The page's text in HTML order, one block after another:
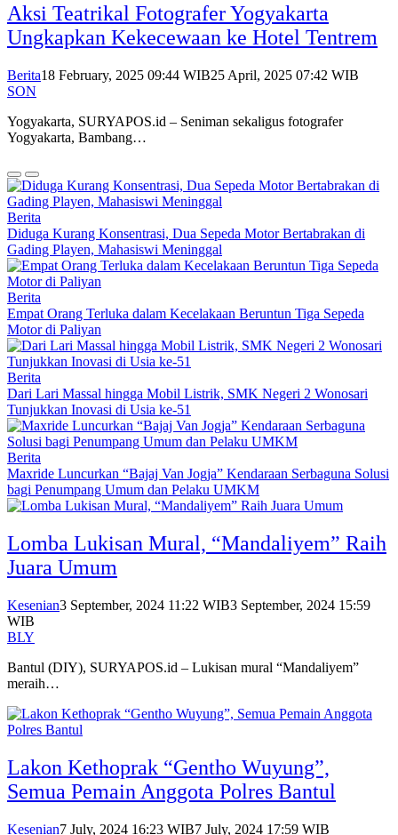
Aksi Teatrikal Fotografer Yogyakarta
Ungkapkan Kekecewaan ke Hotel Tentrem
Berita18 February, 2025 09:44 WIB25 April, 2025 07:42 WIB
SON
Yogyakarta, SURYAPOS.id – Seniman sekaligus fotografer
Yogyakarta, Bambang…
Berita
Diduga Kurang Konsentrasi, Dua Sepeda Motor Bertabrakan di
Gading Playen, Mahasiswi Meninggal
Berita
Empat Orang Terluka dalam Kecelakaan Beruntun Tiga Sepeda
Motor di Paliyan
Berita
Dari Lari Massal hingga Mobil Listrik, SMK Negeri 2 Wonosari
Tunjukkan Inovasi di Usia ke-51
Berita
Maxride Luncurkan “Bajaj Van Jogja” Kendaraan Serbaguna Solusi
bagi Penumpang Umum dan Pelaku UMKM
Lomba Lukisan Mural, “Mandaliyem” Raih
Juara Umum
Kesenian3 September, 2024 11:22 WIB3 September, 2024 15:59
WIB
BLY
Bantul (DIY), SURYAPOS.id – Lukisan mural “Mandaliyem”
meraih…
Lakon Kethoprak “Gentho Wuyung”,
Semua Pemain Anggota Polres Bantul
Kesenian7 July, 2024 16:23 WIB7 July, 2024 17:59 WIB